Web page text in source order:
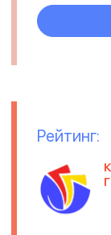
Рейтинг: